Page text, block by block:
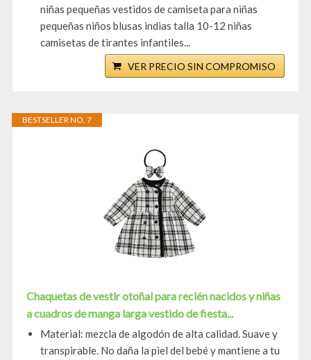
niñas pequeñas vestidos de camiseta para niñas
pequeñas niños blusas indias talla 10-12 niñas
camisetas de tirantes infantiles...
VER PRECIO SIN COMPROMISO
BESTSELLER NO. 7
Chaquetas de vestir otoñal para recién nacidos y niñas
a cuadros de manga larga vestido de fiesta...
Material: mezcla de algodón de alta calidad. Suave y
transpirable. No daña la piel del bebé y mantiene a tu